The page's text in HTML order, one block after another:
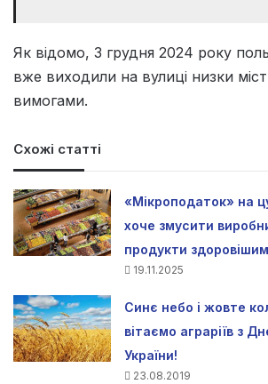
Як відомо, 3 грудня 2024 року
вже виходили на вулиці низки міст
вимогами.
Схожі статті
«Мікроподаток» на
хоче змусити
продукти
19.11.2025
Синє небо і жовте
вітаємо аграріїв з
України!
23.08.2019